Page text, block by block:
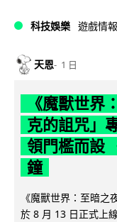
科技娛樂 遊戲情報
天恩 1 日
《魔獸世界
克的詛咒」
領門檻而設
鐘
《魔獸世界：至暗
於 8 月 13 日正式上